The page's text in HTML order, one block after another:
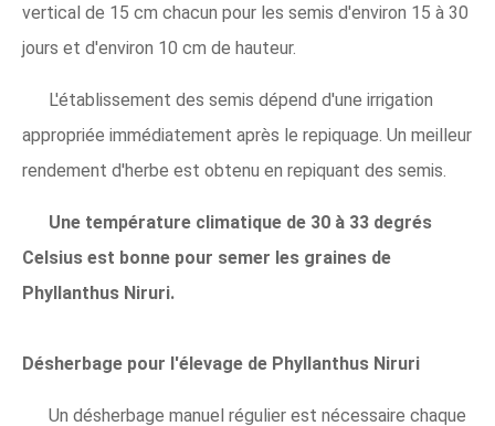
vertical de 15 cm chacun pour les semis d'environ 15 à 30
jours et d'environ 10 cm de hauteur.
L'établissement des semis dépend d'une irrigation
appropriée immédiatement après le repiquage. Un meilleur
rendement d'herbe est obtenu en repiquant des semis.
Une température climatique de 30 à 33 degrés
Celsius est bonne pour semer les graines de
Phyllanthus Niruri.
Désherbage pour l'élevage de Phyllanthus Niruri
Un désherbage manuel régulier est nécessaire chaque